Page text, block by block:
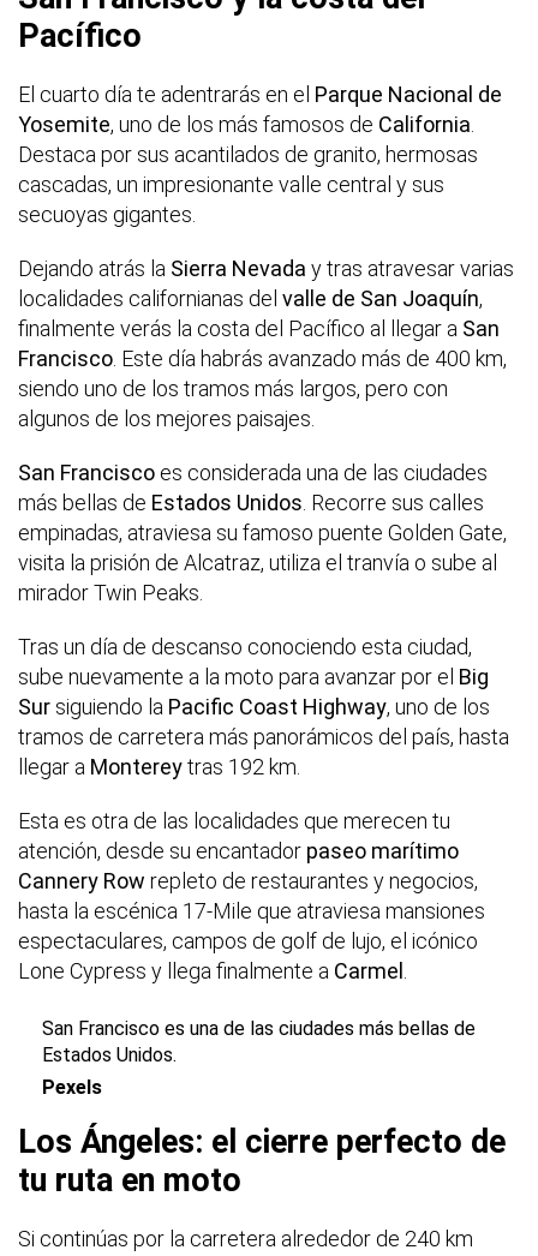
Pacífico
El cuarto día te adentrarás en el Parque Nacional de
Yosemite, uno de los más famosos de California
Destaca por sus acantilados de granito, hermosas
cascadas, un impresionante valle central y sus
secuoyas gigantes.
Dejando atrás la Sierra Nevada y tras atravesar varias
localidades californianas del valle de San Joaquín,
finalmente verás la costa del Pacífico al llegar a San
Francisco . Este día habrás avanzado más de 400 km,
siendo uno de los tramos más largos, pero con
algunos de los mejores paisajes.
San Francisco es considerada una de las ciudades
más bellas de Estados Unidos . Recorre sus calles
empinadas, atraviesa su famoso puente Golden Gate,
visita la prisión de Alcatraz, utiliza el tranvía o sube al
mirador Twin Peaks.
Tras un día de descanso conociendo esta ciudad,
sube nuevamente a la moto para avanzar por el Big
Sur siguiendo la Pacific Coast Highway, uno de los
tramos de carretera más panorámicos del país, hasta
llegar a Montereytras 192 km.
Esta es otra de las localidades que merecen tu
atención, desde su encantador paseo marítimo
Cannery Row repleto de restaurantes y negocios,
hasta la escénica 17-Mile que atraviesa mansiones
espectaculares, campos de golf de lujo, el icónico
Lone Cypress y llega finalmente a Carmel
San Francisco es una de las ciudades más bellas de
Estados Unidos.
Pexels
Los Ángeles: el cierre perfecto de
tu ruta en moto
Si continúas por la carretera alrededor de 240 km